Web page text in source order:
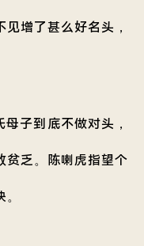
增了甚么好名头，
子到底不做对头，
贫乏。陈喇虎指望个